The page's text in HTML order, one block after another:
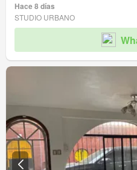
Hace 8 días
STUDIO URBANO